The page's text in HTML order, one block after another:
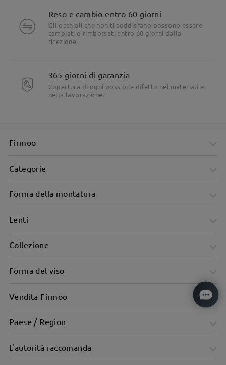
Reso e cambio entro 60 giorni
Gli occhiali che non ti soddisfano possono essere
cambiati o rimborsati entro 60 giorni dalla
ricezione.
365 giorni di garanzia
Copertura di ogni possibile difetto nei materiali e
nella lavorazione.
Firmoo
Categorie
Forma della montatura
Lenti
Collezione
Forma del viso
Vendita Firmoo
Paese / Region
L'autorità raccomanda